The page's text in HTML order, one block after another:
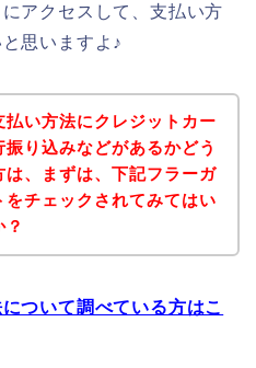
アクセスして、支払い方
思いますよ♪
払い方法にクレジットカー
振り込みなどがあるかどう
は、まずは、下記フラーガ
をチェックされてみてはい
ついて調べている方はこ